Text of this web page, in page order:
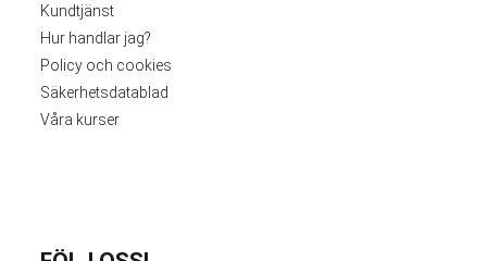
Kundtjänst
Hur handlar jag?
Policy och cookies
Säkerhetsdatablad
Våra kurser